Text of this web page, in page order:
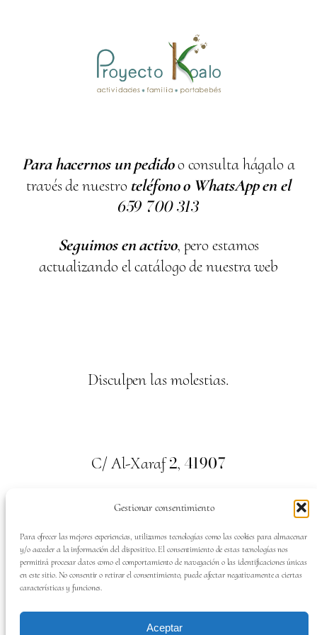
Gestionar consentimiento
Para ofrecer las mejores experiencias, utilizamos tecnologías como las cookies para almacenar
y/o acceder a la información del dispositivo. El consentimiento de estas tecnologías nos
permitirá procesar datos como el comportamiento de navegación o las identificaciones únicas
en este sitio. No consentir o retirar el consentimiento, puede afectar negativamente a ciertas
características y funciones.
Aceptar
Para hacernos un pedidoo consulta hágalo a
través de nuestro teléfono o WhatsApp en el
659 700313
Seguimos en activo, pero estamos
actualizando el catálogo de nuestra web
Disculpen las molestias.
C/ Al-Xaraf2, 41907
Valencina de la Concepción. Sevilla
Tel:659700313
SÍGUENOS EN: